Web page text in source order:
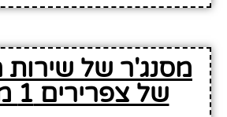
מסנג'ר של שירות
של צפרירים 1 מסעדה